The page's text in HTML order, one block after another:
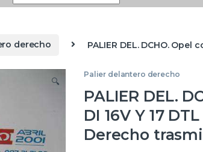
derecho PALIER DEL. DCHO.
🔍
Palier delantero derecho
PALIER DEL.
DI 16V Y 17
Derecho